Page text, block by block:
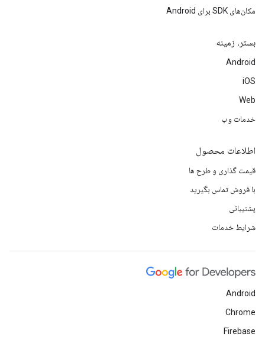
مکان‌های SDK برای Android
بستر، زمینه
Android
iOS
Web
خدمات وب
اطلاعات محصول
قیمت گذاری و طرح ها
با فروش تماس بگیرید
پشتیبانی
شرایط خدمات
Android
Chrome
Firebase